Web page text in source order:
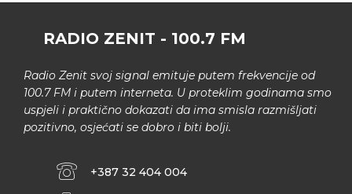
RADIO ZENIT - 100.7 FM
Radio Zenit svoj signal emituje putem frekvencije od
100.7 FM i putem interneta. U proteklim godinama smo
uspjeli i praktično dokazati da ima smisla razmišljati
pozitivno, osjećati se dobro i biti bolji.
+387 32 404 004